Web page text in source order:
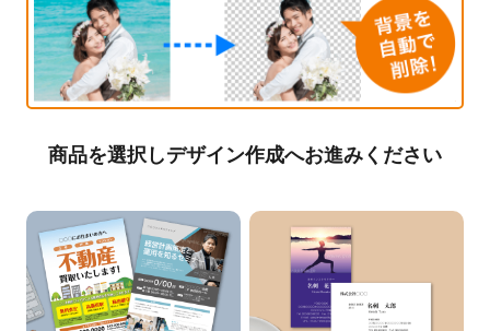
商品を選択しデザイン作成へお進みください